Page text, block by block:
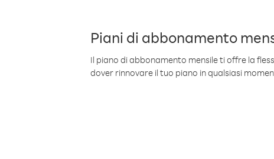
Piani di abbonamento
Il piano di abbonamento mensile ti offre la
dover rinnovare il tuo piano in qualsiasi